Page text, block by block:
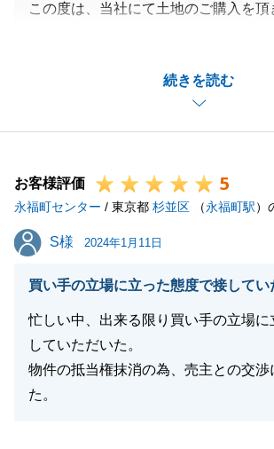
続きを読む
この度は、当社にて土地のご購入を
継ぎについて、ご心配をおかけし恐縮
それぞれ、契約と店舗の責任者に共有
た。
て頂きます。
もし他にも何か気づかれたことがご
指摘頂ければ誠にありがたく存じます
今後とも、宜しくお願い申し上げます
お客様評価 5
永福町センター / 東京都 杉並区 （永福町駅）
S様
S様 2024年1月11日
買い手の立場に立った態度で接してい
忙しい中、出来る限り買い手の立場
していただいた。
物件の抵当権抹消の為、売主との交
た。